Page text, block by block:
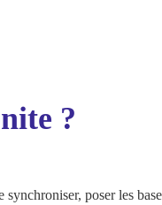
?
poser les